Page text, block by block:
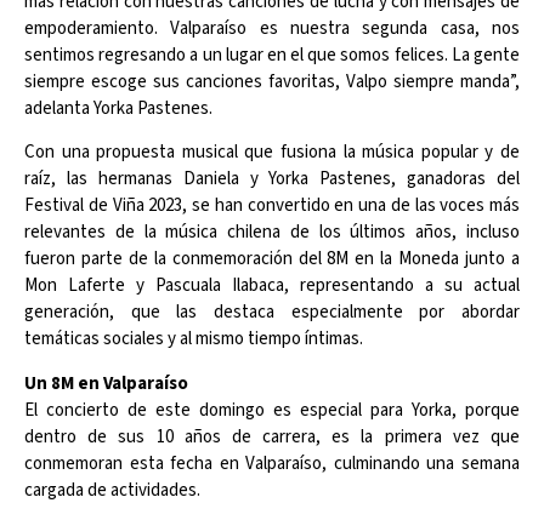
empoderamiento. Valparaíso es nuestra segunda casa, nos
sentimos regresando a un lugar en el que somos felices. La gente
siempre escoge sus canciones favoritas, Valpo siempre manda”,
adelanta Yorka Pastenes.
Con una propuesta musical que fusiona la música popular y de
raíz, las hermanas Daniela y Yorka Pastenes, ganadoras del
Festival de Viña 2023, se han convertido en una de las voces más
relevantes de la música chilena de los últimos años, incluso
fueron parte de la conmemoración del 8M en la Moneda junto a
Mon Laferte y Pascuala Ilabaca, representando a su actual
generación, que las destaca especialmente por abordar
temáticas sociales y al mismo tiempo íntimas.
Un 8M en Valparaíso
El concierto de este domingo es especial para Yorka, porque
dentro de sus 10 años de carrera, es la primera vez que
conmemoran esta fecha en Valparaíso, culminando una semana
cargada de actividades.